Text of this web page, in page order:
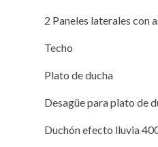
2 Paneles laterales con
Techo
Plato de ducha
Desagüe para plato de
Duchón efecto lluvia